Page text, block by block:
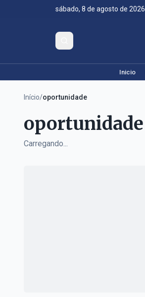
sábado, 8 de agosto de 2026
Inicio
Início/oportunidade
oportunidade
Carregando...